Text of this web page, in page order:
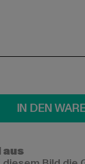
IN DEN